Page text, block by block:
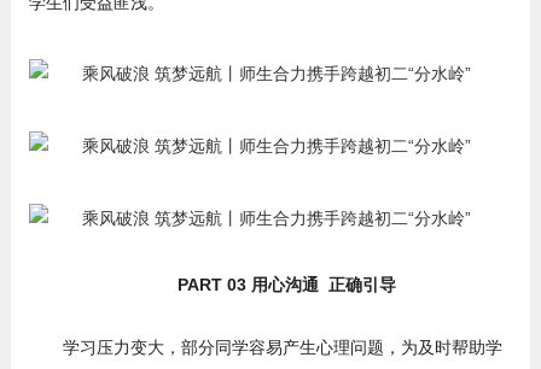
PART 03 用心沟通 正确引导
学习压力变大，部分同学容易产生心理问题，为及时帮助学